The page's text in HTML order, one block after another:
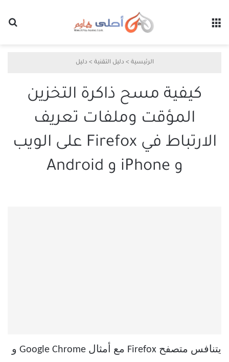
الرئيسية > دليل التقنية > دليل
كيفية مسح ذاكرة التخزين
المؤقت وملفات تعريف
الارتباط في Firefox على الويب
و iPhone و Android
يتنافس متصفح Firefox مع أمثال Google Chrome و